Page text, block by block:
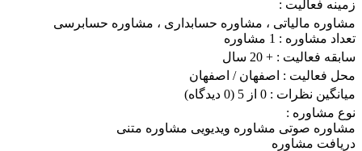
زمینه فعالیت :
مشاوره مالیاتی ، مشاوره حسابداری ، مشاوره حسابرسی
تعداد مشاوره : 1 مشاوره
سابقه فعالیت : + 20 سال
محل فعالیت : اصفهان/ اصفهان
میانگین نظرات : 0 از 5
(0 دیدگاه)
نوع مشاوره :
مشاوره صوتی مشاوره ویدیویی مشاوره متنی
دریافت مشاوره